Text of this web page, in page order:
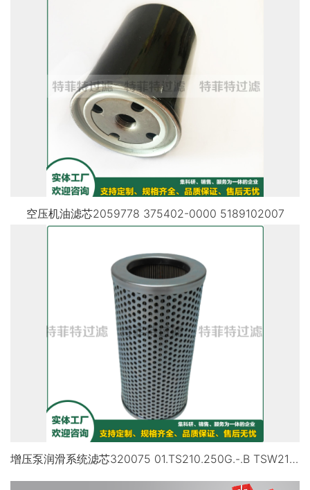
空压机油滤芯2059778 375402-0000 5189102007
增压泵润滑系统滤芯320075 01.TS210.250G.-.B TSW210.250G